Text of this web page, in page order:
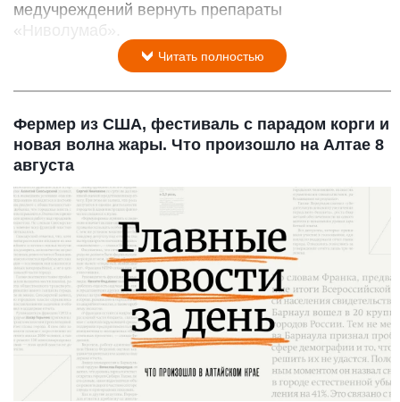
медучреждений вернуть препараты
«Ниволумаб».
Читать полностью
Фермер из США, фестиваль с парадом корги и
новая волна жары. Что произошло на Алтае 8
августа